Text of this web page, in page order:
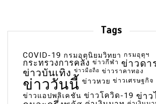
Tags
COVID-19 กรมอุตุนิยมวิทยา กรมอุตุฯ
กระทรวงการคลัง ข่าวกีฬา ข่าวดา
ข่าวบันเทิง ข่าวมือถือ ข่าวราคาทอง
ข่าววันนี้ ข่าวหวย ข่าวเศรษฐกิจ
ข่าวแอปพลิเคชัน ข่าวโควิด-19 ข่าว